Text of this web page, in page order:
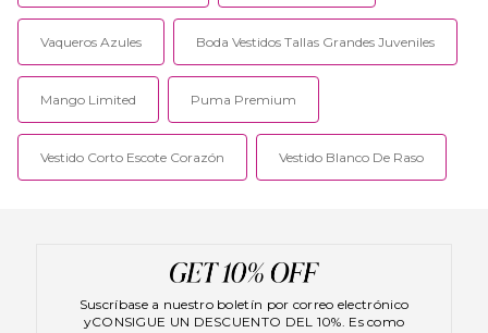
Vaqueros Azules Boda Vestidos Tallas Grandes Juveniles
Mango Limited Puma Premium
Vestido Corto Escote Corazón Vestido Blanco De Raso
Suscríbase a nuestro boletín por correo electrónico
yCONSIGUE UN DESCUENTO DEL 10%. Es como